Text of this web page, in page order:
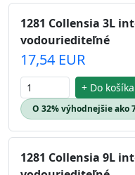
1281 Collensia 3L
vodouriediteľné
17,54 EUR
+ Do košíka
O 32% výhodnejšie ako
1281 Collensia 9L